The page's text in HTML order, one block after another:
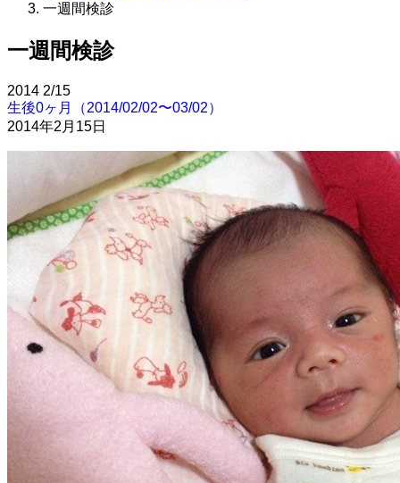
一週間検診
一週間検診
2014 2/15
生後0ヶ月（2014/02/02〜03/02）
2014年2月15日